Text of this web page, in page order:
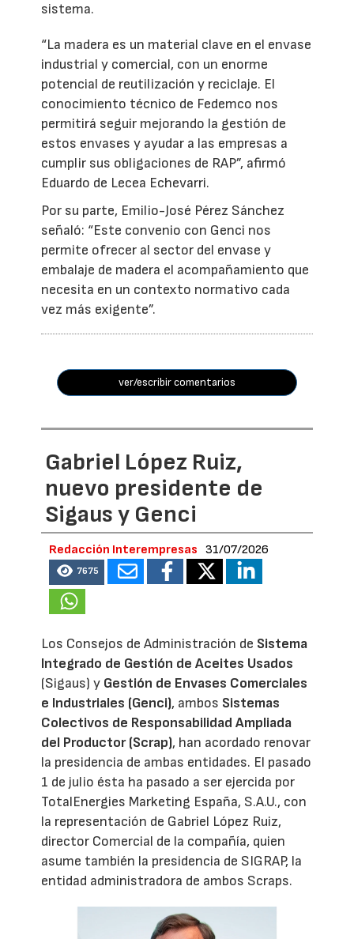
sistema.
“La madera es un material clave en el envase
industrial y comercial, con un enorme
potencial de reutilización y reciclaje. El
conocimiento técnico de Fedemco nos
permitirá seguir mejorando la gestión de
estos envases y ayudar a las empresas a
cumplir sus obligaciones de RAP”, afirmó
Eduardo de Lecea Echevarri.
Por su parte, Emilio-José Pérez Sánchez
señaló: “Este convenio con Genci nos
permite ofrecer al sector del envase y
embalaje de madera el acompañamiento que
necesita en un contexto normativo cada
vez más exigente”.
ver/escribir comentarios
Gabriel López Ruiz,
nuevo presidente de
Sigaus y Genci
Redacción Interempresas 31/07/2026
7675
Los Consejos de Administración de Sistema
Integrado de Gestión de Aceites Usados
(Sigaus) y Gestión de Envases Comerciales
e Industriales (Genci), ambos Sistemas
Colectivos de Responsabilidad Ampliada
del Productor (Scrap), han acordado renovar
la presidencia de ambas entidades. El pasado
1 de julio ésta ha pasado a ser ejercida por
TotalEnergies Marketing España, S.A.U., con
la representación de Gabriel López Ruiz,
director Comercial de la compañía, quien
asume también la presidencia de SIGRAP, la
entidad administradora de ambos Scraps.